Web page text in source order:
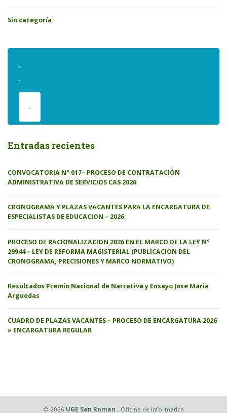
Sin categoría
.
.
.
Entradas recientes
CONVOCATORIA N° 017– PROCESO DE CONTRATACIÓN
ADMINISTRATIVA DE SERVICIOS CAS 2026
CRONOGRAMA Y PLAZAS VACANTES PARA LA ENCARGATURA DE
ESPECIALISTAS DE EDUCACION – 2026
PROCESO DE RACIONALIZACION 2026 EN EL MARCO DE LA LEY N°
29944 – LEY DE REFORMA MAGISTERIAL (PUBLICACION DEL
CRONOGRAMA, PRECISIONES Y MARCO NORMATIVO)
Resultados Premio Nacional de Narrativa y Ensayo Jose Maria
Arguedas
CUADRO DE PLAZAS VACANTES – PROCESO DE ENCARGATURA 2026
» ENCARGATURA REGULAR
© 2026 UGE San Roman - Oficina de Informatica